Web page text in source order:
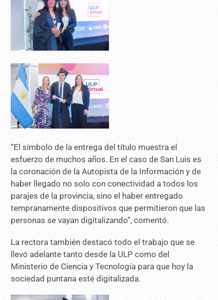
“El símbolo de la entrega del título muestra el
esfuerzo de muchos años. En el caso de San Luis es
la coronación de la Autopista de la Información y de
haber llegado no solo con conectividad a todos los
parajes de la provincia, sino el haber entregado
tempranamente dispositivos que permitieron que las
personas se vayan digitalizando”, comentó.
La rectora también destacó todo el trabajo que se
llevó adelante tanto desde la ULP como del
Ministerio de Ciencia y Tecnología para que hoy la
sociedad puntana esté digitalizada.